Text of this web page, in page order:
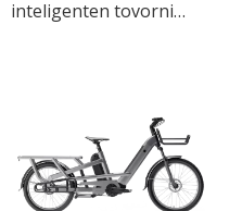
inteligenten tovorni